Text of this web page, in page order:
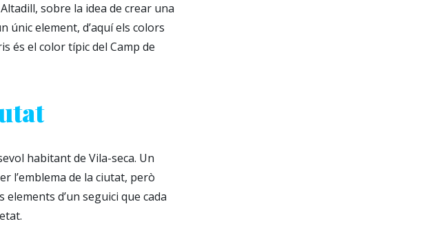
sobre la idea de crear una
element, d’aquí els colors
és el color típic del Camp de
habitant de Vila-seca. Un
l’emblema de la ciutat, però
d’un seguici que cada